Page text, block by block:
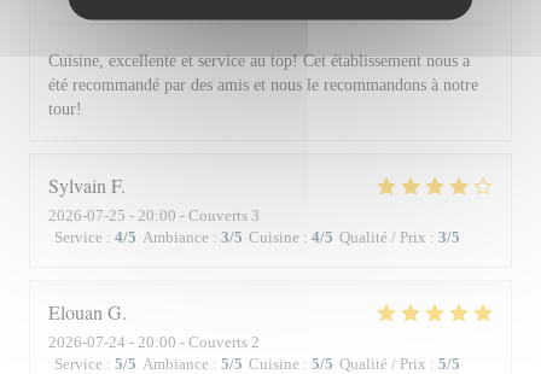
Cuisine, excellente et service au top! Cet établissement nous a
été recommandé par des amis et nous le recommandons à notre
tour!
Sylvain F
2026-07-25 - 20:00 - Couverts 3
Service : 4/5 Ambiance : 3/5 Cuisine : 4/5 Qualité / Prix : 3/5
Elouan G
2026-07-24 - 20:00 - Couverts 2
Service : 5/5 Ambiance : 5/5 Cuisine : 5/5 Qualité / Prix : 5/5